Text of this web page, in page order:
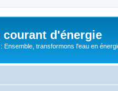
courant d'énergie
transformons l'eau en